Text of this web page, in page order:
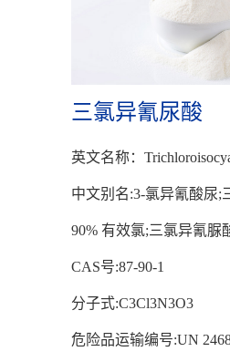
三氯异氰尿酸
英文名称：
中文别名:3-氯异氰酸尿;
90% 有效氯;三氯异氰脲
CAS号:87-90-1
分子式:C3Cl3N3O3
危险品运输编号:UN